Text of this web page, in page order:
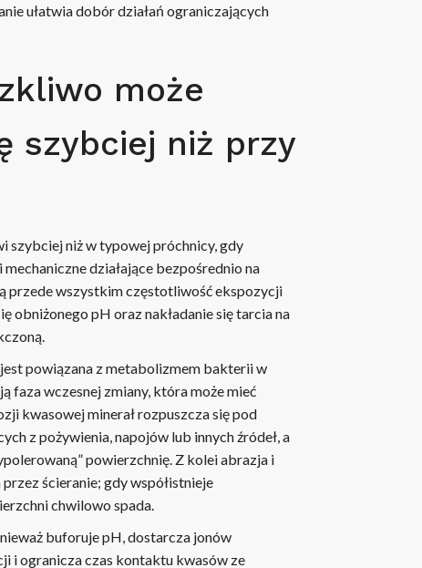
ułatwia dobór działań ograniczających
może
szybciej niż przy
szybciej niż w typowej próchnicy, gdy
działające bezpośrednio na
przede wszystkim częstotliwość ekspozycji
obniżonego pH oraz nakładanie się tarcia na
powiązana z metabolizmem bakterii w
faza wczesnej zmiany, która może mieć
kwasowej minerał rozpuszcza się pod
z pożywienia, napojów lub innych źródeł, a
powierzchnię. Z kolei abrazja i
ścieranie; gdy współistnieje
chwilowo spada.
buforuje pH, dostarcza jonów
i ogranicza czas kontaktu kwasów ze